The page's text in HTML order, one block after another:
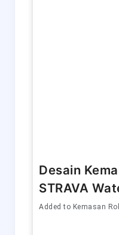
Desain
STRAVA
Added to Kemasan